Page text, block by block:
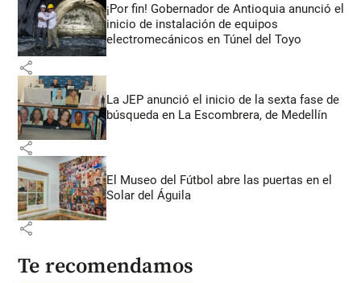
¡Por fin! Gobernador de Antioquia anunció el
inicio de instalación de equipos
electromecánicos en Túnel del Toyo
share
La JEP anunció el inicio de la sexta fase de
búsqueda en La Escombrera, de Medellín
share
El Museo del Fútbol abre las puertas en el
Solar del Águila
share
Te recomendamos